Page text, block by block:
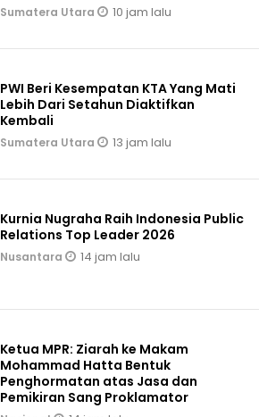
Sumatera Utara 10 jam lalu
PWI Beri Kesempatan KTA Yang Mati
Lebih Dari Setahun Diaktifkan
Kembali
Sumatera Utara 13 jam lalu
Kurnia Nugraha Raih Indonesia Public
Relations Top Leader 2026
Nusantara 14 jam lalu
Ketua MPR: Ziarah ke Makam
Mohammad Hatta Bentuk
Penghormatan atas Jasa dan
Pemikiran Sang Proklamator